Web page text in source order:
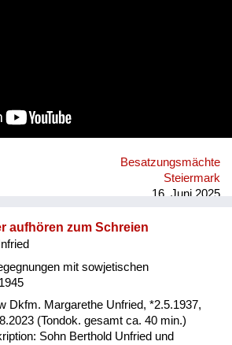
Besatzungsmächte
Steiermark
16. Juni 2025
aufhören zum Schreien
mit sowjetischen
Dkfm. Margarethe Unfried, *2.5.1937,
(Tondok. gesamt ca. 40 min.)
Sohn Berthold Unfried und